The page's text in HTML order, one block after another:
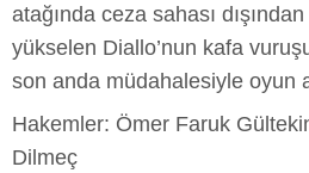
atağında ceza sahası
yükselen Diallo’nun kafa
son anda müdahalesiyle oyun
Hakemler: Ömer Faruk
Dilmeç